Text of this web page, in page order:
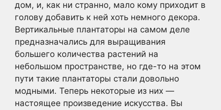
дом, и, как ни странно, мало кому приходит в
голову добавить к ней хоть немного декора.
Вертикальные плантаторы на самом деле
предназначались для выращивания
большего количества растений на
небольшом пространстве, но где-то на этом
пути такие плантаторы стали довольно
модными. Теперь некоторые из них —
настоящее произведение искусства. Вы